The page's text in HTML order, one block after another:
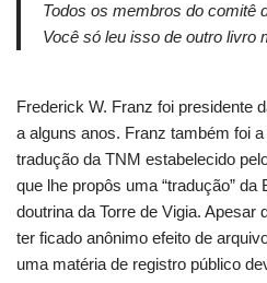
Todos os membros do comitê
Você só leu isso de outro livro
Frederick W. Franz foi presidente
a alguns anos. Franz também foi
tradução da TNM estabelecido
que lhe propôs uma “tradução” da
doutrina da Torre de Vigia. Apesar
ter ficado anônimo efeito de
uma matéria de registro público